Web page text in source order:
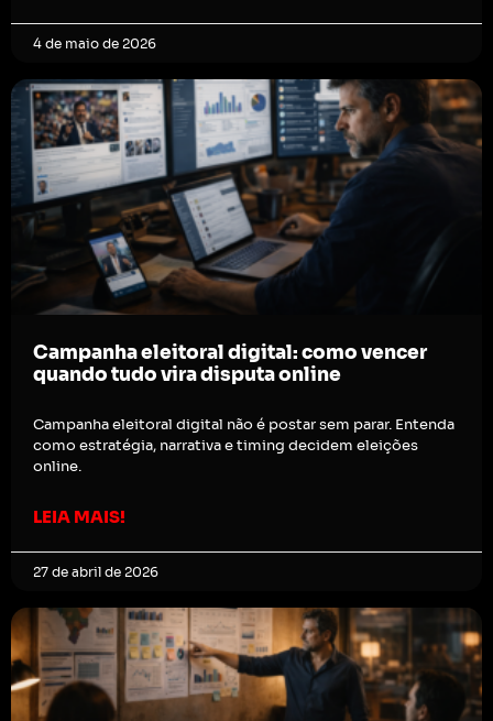
4 de maio de 2026
Campanha eleitoral digital: como vencer
quando tudo vira disputa online
Campanha eleitoral digital não é postar sem parar. Entenda
como estratégia, narrativa e timing decidem eleições
online.
LEIA MAIS!
27 de abril de 2026